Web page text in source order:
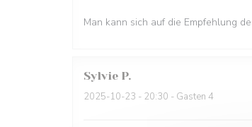
Man kann sich auf die Empfehlung
Sylvie P
2025-10-23 - 20:30 - Gasten 4